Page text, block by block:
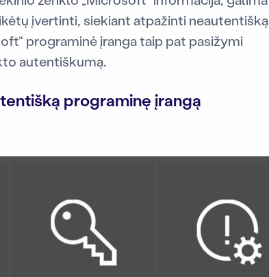
įvertinti, siekiant atpažinti neautentišką
programinė įranga taip pat pasižymi
autentiškumą.
programinę įrangą